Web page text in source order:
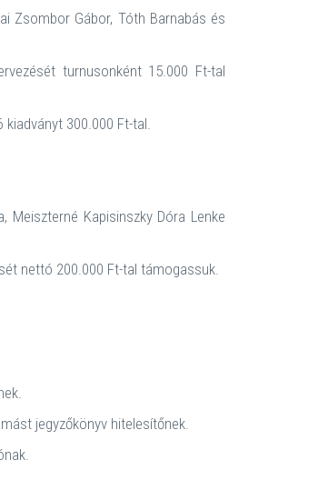
Zsombor Gábor, Tóth Barnabás és
turnusonként 15.000 Ft-tal
300.000 Ft-tal.
Kapisinszky Dóra Lenke
nettó 200.000 Ft-tal támogassuk.
jegyzőkönyv hitelesítőnek.